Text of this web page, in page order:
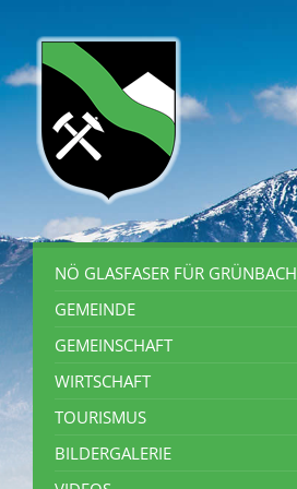
NÖ GLASFASER FÜR GRÜNBACH
GEMEINDE
GEMEINSCHAFT
WIRTSCHAFT
TOURISMUS
BILDERGALERIE